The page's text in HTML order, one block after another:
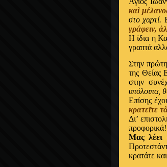
καὶ μέ
στο χαρτί.
γράφειν, ἀ
Η ίδια η
γραπτά
Στην
της Θείας
στην
υπόλοιπα,
Επίσης
κρατεῖτε τ
Δι’
προφορικά!
Μας λέει
κρατάτε